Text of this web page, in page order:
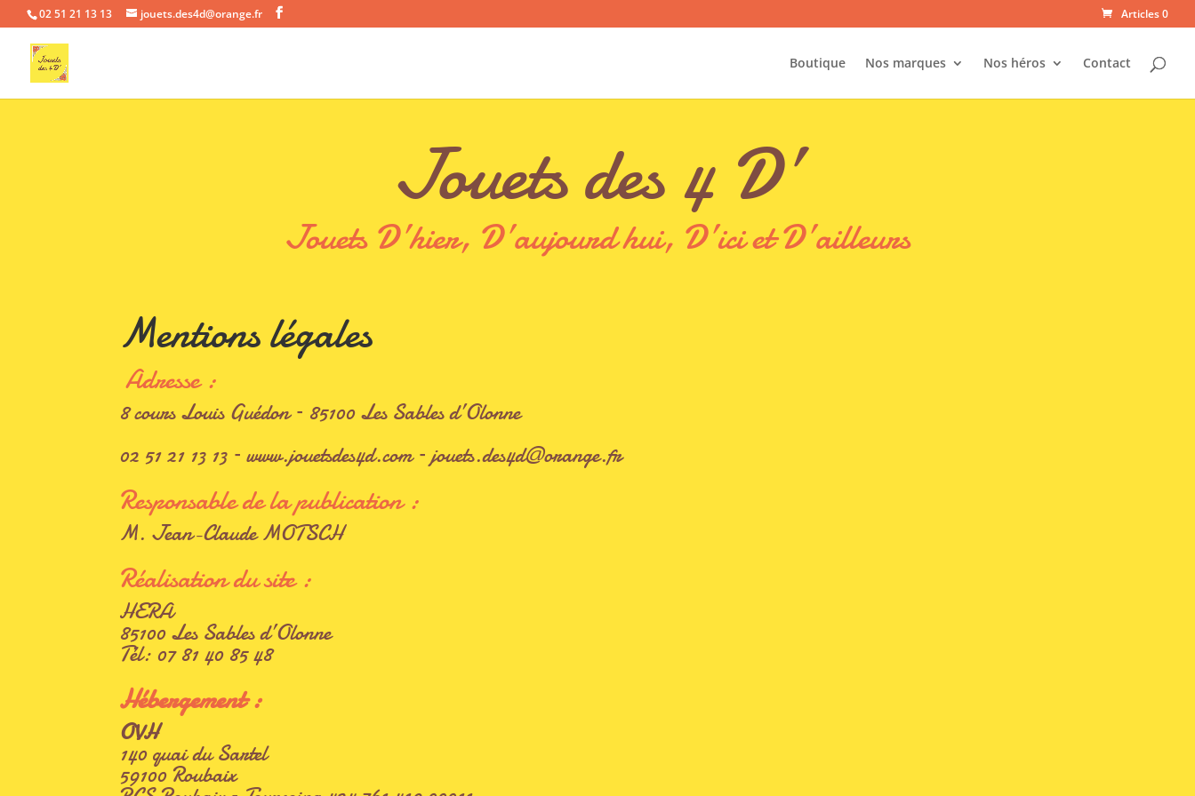
02 51 21 13 13 jouets.des4d@orange.fr Articles 0
Boutique Nos marques Nos héros Contact
Jouets des 4 D’
Jouets D’hier, D’aujourd hui, D’ici et D’ailleurs
Mentions légales
Adresse :
8 cours Louis Guédon – 85100 Les Sables d’Olonne
02 51 21 13 13 –www.jouetsdes4d.com–jouets.des4d@orange.fr
Responsable de la publication :
M. Jean-Claude MOTSCH
Réalisation du site :
HERA
85100 Les Sables d’Olonne
Tél: 07 81 40 85 48
Hébergement :
OVH
140 quai du Sartel
59100 Roubaix